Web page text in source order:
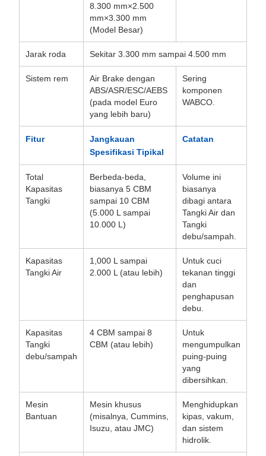
8.300 mm×2.500
mm×3.300 mm
(Model Besar)
Jarak roda Sekitar 3.300 mm sampai 4.500 mm
Sistem rem
Air Brake dengan
ABS/ASR/ESC/AEBS
(pada model Euro
yang lebih baru)
Sering
komponen
WABCO.
Fitur
Jangkauan
Spesifikasi Tipikal
Catatan
Total
Kapasitas
Tangki
Berbeda-beda,
biasanya 5 CBM
sampai 10 CBM
(5.000 L sampai
10.000 L)
Volume ini
biasanya
dibagi antara
Tangki Air dan
Tangki
debu/sampah.
Kapasitas
Tangki Air
1,000 L sampai
2.000 L (atau lebih)
Untuk cuci
tekanan tinggi
dan
penghapusan
debu.
Kapasitas
Tangki
debu/sampah
4 CBM sampai 8
CBM (atau lebih)
Untuk
mengumpulkan
puing-puing
yang
dibersihkan.
Mesin
Bantuan
Mesin khusus
(misalnya, Cummins,
Isuzu, atau JMC)
Menghidupkan
kipas, vakum,
dan sistem
hidrolik.